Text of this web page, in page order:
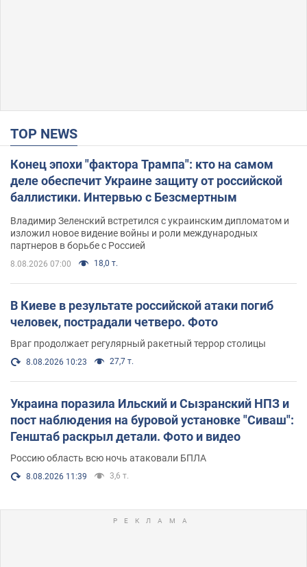
TOP NEWS
Конец эпохи "фактора Трампа": кто на самом
деле обеспечит Украине защиту от российской
баллистики. Интервью с Безсмертным
Владимир Зеленский встретился с украинским дипломатом и
изложил новое видение войны и роли международных
партнеров в борьбе с Россией
8.08.2026 07:00 18,0 т.
В Киеве в результате российской атаки погиб
человек, пострадали четверо. Фото
Враг продолжает регулярный ракетный террор столицы
8.08.2026 10:23 27,7 т.
Украина поразила Ильский и Сызранский НПЗ и
пост наблюдения на буровой установке "Сиваш":
Генштаб раскрыл детали. Фото и видео
Россию область всю ночь атаковали БПЛА
8.08.2026 11:39 3,6 т.